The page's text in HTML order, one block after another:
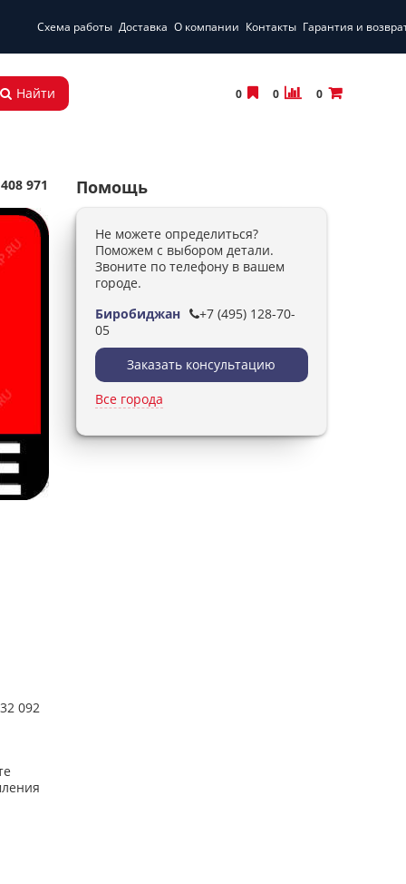
Схема работы Доставка О компании Контакты Гарантия и
Найти 0 0 0
971
092
Помощь
Не можете определиться?
Поможем с выбором детали.
Звоните по телефону в вашем
городе.
Биробиджан
+7 (495) 128-70-
05
Заказать консультацию
Все города